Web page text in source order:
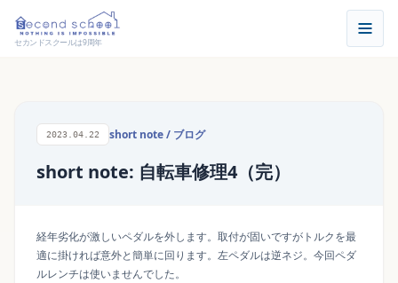
セカンドスクールは9周年
2023.04.22 short note/ ブログ
short note: 自転車修理4（完）
経年劣化が激しいペダルを外します。取付が固いですがトルクを最
適に掛ければ意外と簡単に回ります。左ペダルは逆ネジ。今回ペダ
ルレンチは使いませんでした。